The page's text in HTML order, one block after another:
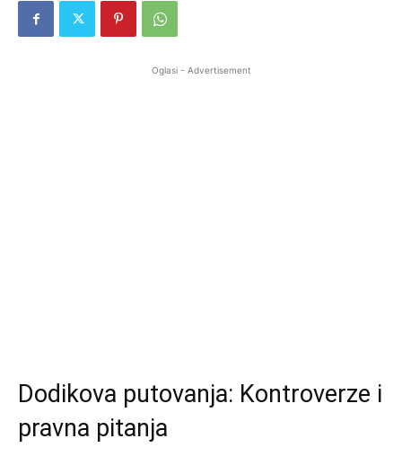
Oglasi - Advertisement
Dodikova putovanja: Kontroverze i
pravna pitanja